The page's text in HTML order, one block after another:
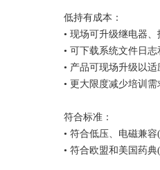
低持有成本：
• 现场可升级继电器
• 可下载系统文件日
• 产品可现场升级以
• 更大限度减少培训需
符合标准：
• 符合低压、电磁兼
• 符合欧盟和美国药